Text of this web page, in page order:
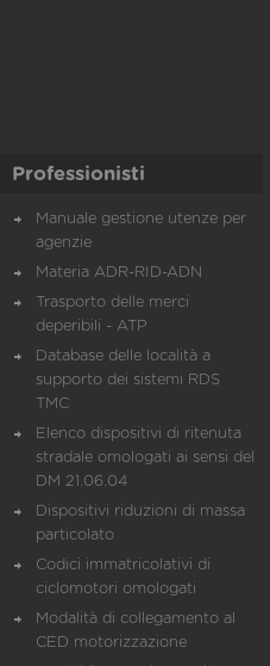
Professionisti
Manuale gestione utenze per
agenzie
Materia ADR-RID-ADN
Trasporto delle merci
deperibili - ATP
Database delle località a
supporto dei sistemi RDS
TMC
Elenco dispositivi di ritenuta
stradale omologati ai sensi del
DM 21.06.04
Dispositivi riduzioni di massa
particolato
Codici immatricolativi di
ciclomotori omologati
Modalità di collegamento al
CED motorizzazione